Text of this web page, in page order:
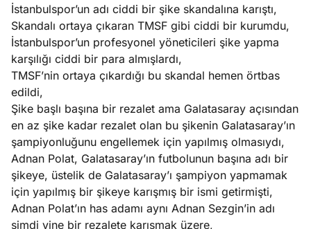
İstanbulspor’un adı ciddi bir şike skandalına karıştı,
Skandalı ortaya çıkaran TMSF gibi ciddi bir kurumdu,
İstanbulspor’un profesyonel yöneticileri şike yapma
karşılığı ciddi bir para almışlardı,
TMSF’nin ortaya çıkardığı bu skandal hemen örtbas
edildi,
Şike başlı başına bir rezalet ama Galatasaray açısından
en az şike kadar rezalet olan bu şikenin Galatasaray’ın
şampiyonluğunu engellemek için yapılmış olmasıydı,
Adnan Polat, Galatasaray’ın futbolunun başına adı bir
şikeye, üstelik de Galatasaray’ı şampiyon yapmamak
için yapılmış bir şikeye karışmış bir ismi getirmişti,
Adnan Polat’ın has adamı aynı Adnan Sezgin’in adı
şimdi yine bir rezalete karışmak üzere,